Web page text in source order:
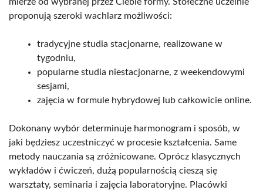
proponują szeroki wachlarz możliwości:
tradycyjne studia stacjonarne, realizowane w
tygodniu,
popularne studia niestacjonarne, z weekendowymi
sesjami,
zajęcia w formule hybrydowej lub całkowicie online.
Dokonany wybór determinuje harmonogram i sposób, w
jaki będziesz uczestniczyć w procesie kształcenia. Same
metody nauczania są zróżnicowane. Oprócz klasycznych
wykładów i ćwiczeń, dużą popularnością cieszą się
warsztaty, seminaria i zajęcia laboratoryjne. Placówki